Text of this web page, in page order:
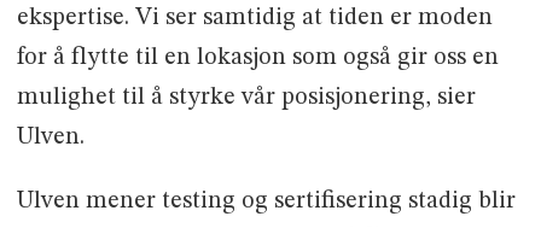
ekspertise. Vi ser samtidig at tiden er moden
for å flytte til en lokasjon som også gir oss en
mulighet til å styrke vår posisjonering, sier
Ulven.
Ulven mener testing og sertifisering stadig blir